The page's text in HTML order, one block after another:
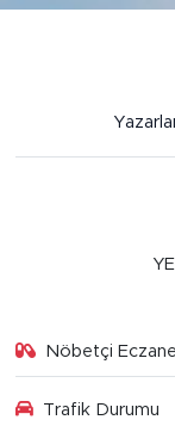
Nöbetçi
Trafik Durumu